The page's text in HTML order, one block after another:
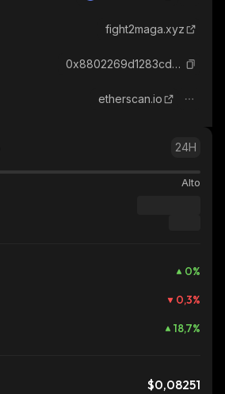
fight2maga.xyz
0x8802269d1283cdb2a5a329649e5cb4cdcee91ab6_ethereum
etherscan.io
24H
Alto
0%
0,3%
18,7%
$0,08251